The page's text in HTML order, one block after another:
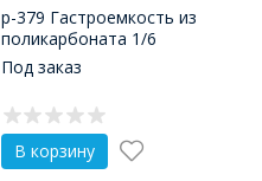
р-379 Гастроемкость из
поликарбоната 1/6
(176х162х150)
Под заказ
В корзину